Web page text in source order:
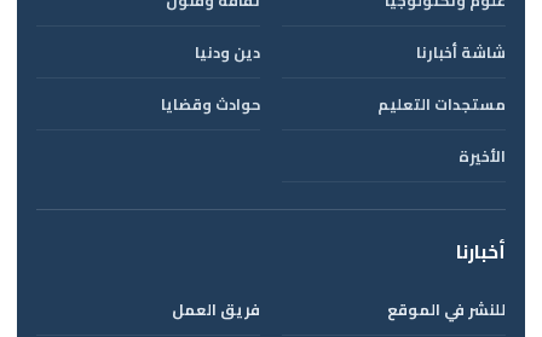
شاشة أخبارنا
دين ودنيا
مستجدات التعليم
حوادث وقضايا
الأخيرة
أخبارنا
للنشر في الموقع فريق العمل